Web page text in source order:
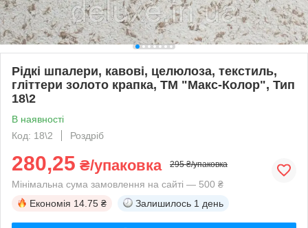
Рідкі шпалери, кавові, целюлоза, текстиль,
гліттери золото крапка, ТМ "Макс-Колор", Тип
18\2
В наявності
Код: 18\2
Роздріб
280,25 ₴/упаковка 295 ₴/упаковка
Мінімальна сума замовлення на сайті — 500 ₴
Економія 14.75 ₴ Залишилось 1 день